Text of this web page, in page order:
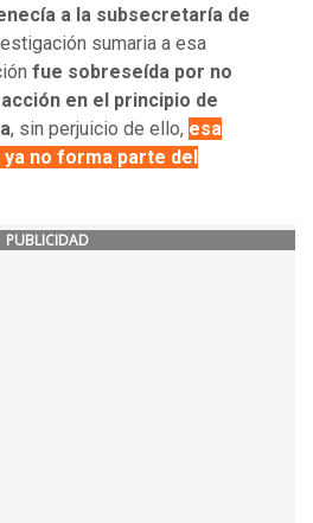
a la subsecretaría de
sumaria a esa
fue sobreseída por no
en el principio de
, sin perjuicio de ello, esa
no forma parte del
PUBLICIDAD